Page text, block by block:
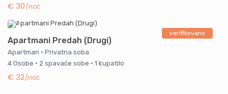
€ 30/noć
verifikovano
Apartmani Predah (Drugi)
Apartman · Privatna soba
4 Osobe · 2 spavaće sobe · 1 kupatilo
€ 32/noć